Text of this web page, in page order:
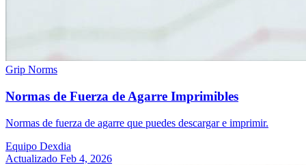
Grip Norms
Normas de Fuerza de Agarre Imprimibles
Normas de fuerza de agarre que puedes descargar e imprimir.
Equipo Dexdia
Actualizado Feb 4, 2026